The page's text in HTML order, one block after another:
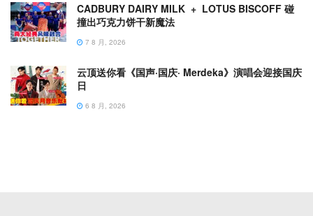
CADBURY DAIRY MILK + LOTUS BISCOFF 碰
撞出巧克力饼干新魔法
7 8 月, 2026
云顶送你看《国声·国庆· Merdeka》演唱会迎接国庆
日
6 8 月, 2026